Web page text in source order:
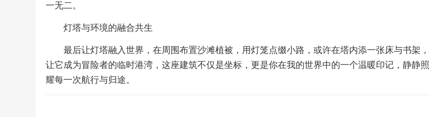
一无二。
灯塔与环境的融合共生
最后让灯塔融入世界，在周围布置沙滩植被，用灯笼点缀小路，或许在塔内添一张床与书架，
让它成为冒险者的临时港湾，这座建筑不仅是坐标，更是你在我的世界中的一个温暖印记，静静照
耀每一次航行与归途。